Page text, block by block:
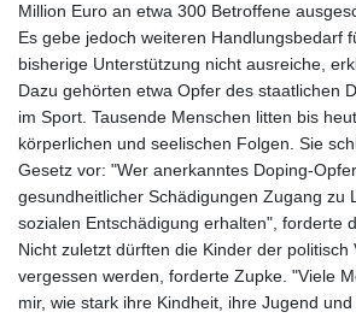
Million Euro an etwa 300 Betroffene
Es gebe jedoch weiteren Handlungsbedarf
bisherige Unterstützung nicht ausreiche,
Dazu gehörten etwa Opfer des staatlichen
im Sport. Tausende Menschen litten bis
körperlichen und seelischen Folgen. Sie
Gesetz vor: "Wer anerkanntes Doping-
gesundheitlicher Schädigungen Zugang zu
sozialen Entschädigung erhalten", forderte
Nicht zuletzt dürften die Kinder der politisch
vergessen werden, forderte Zupke. "Viele
mir, wie stark ihre Kindheit, ihre Jugend